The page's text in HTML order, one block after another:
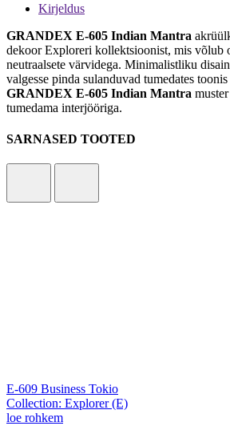
Kirjeldus
GRANDEX E-605 Indian Mantra
dekoor Exploreri kollektsioonist, mis võlub
neutraalsete värvidega. Minimalistliku
valgesse pinda sulanduvad tumedates
GRANDEX E-605 Indian Mantra
tumedama interjööriga.
SARNASED TOOTED
E-609 Business Tokio
Collection: Explorer (E)
loe rohkem